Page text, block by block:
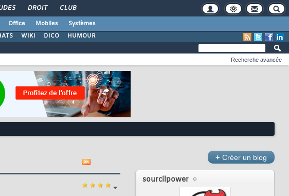
DROIT CLUB
Office Mobiles
Systèmes
WIKI DICO HUMOUR
Recherche avancée
+ Créer un blog
sourcilpower